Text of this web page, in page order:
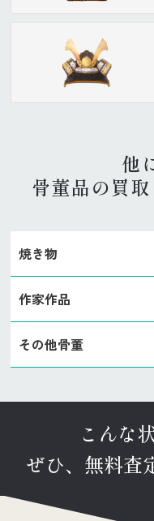
他
骨董品の買
焼き物
作家作品
その他骨董
こんな
ぜひ、無料査